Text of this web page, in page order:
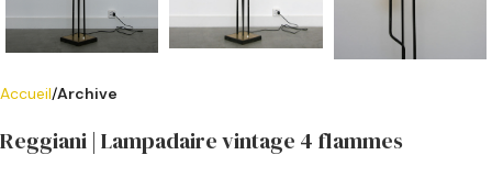
Accueil Archive
Reggiani | Lampadaire vintage 4 flammes